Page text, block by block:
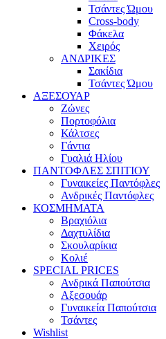
Τσάντες Ώμου
Cross-body
Φάκελα
Χειρός
ΑΝΔΡΙΚΕΣ
Σακίδια
Τσάντες Ώμου
ΑΞΕΣΟΥΑΡ
Ζώνες
Πορτοφόλια
Κάλτσες
Γάντια
Γυαλιά Ηλίου
ΠΑΝΤΟΦΛΕΣ ΣΠΙΤΙΟΥ
Γυναικείες Παντόφλες
Ανδρικές Παντόφλες
ΚΟΣΜΗΜΑΤΑ
Βραχιόλια
Δαχτυλίδια
Σκουλαρίκια
Κολιέ
SPECIAL PRICES
Ανδρικά Παπούτσια
Αξεσουάρ
Γυναικεία Παπούτσια
Τσάντες
Wishlist